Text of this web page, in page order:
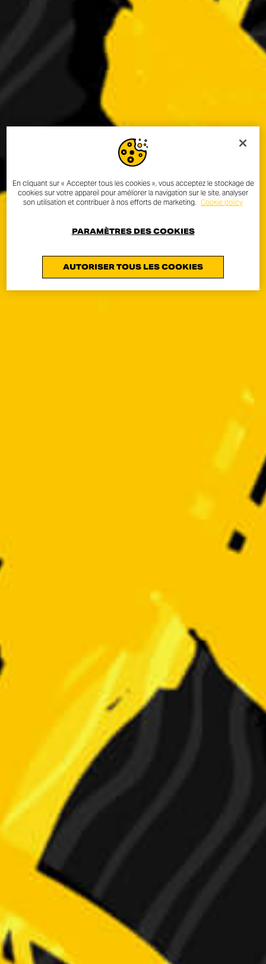
En cliquant sur « Accepter tous les cookies », vous acceptez le stockage de
cookies sur votre appareil pour améliorer la navigation sur le site, analyser
son utilisation et contribuer à nos efforts de marketing. Cookie policy
AUTORISER TOUS LES COOKIES
PARAMÈTRES DES COOKIES